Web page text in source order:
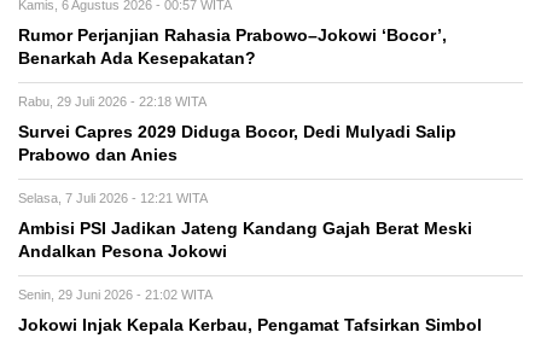
Kamis, 6 Agustus 2026 - 00:57 WITA
Rumor Perjanjian Rahasia Prabowo–Jokowi ‘Bocor’,
Benarkah Ada Kesepakatan?
Rabu, 29 Juli 2026 - 22:18 WITA
Survei Capres 2029 Diduga Bocor, Dedi Mulyadi Salip
Prabowo dan Anies
Selasa, 7 Juli 2026 - 12:21 WITA
Ambisi PSI Jadikan Jateng Kandang Gajah Berat Meski
Andalkan Pesona Jokowi
Senin, 29 Juni 2026 - 21:02 WITA
Jokowi Injak Kepala Kerbau, Pengamat Tafsirkan Simbol